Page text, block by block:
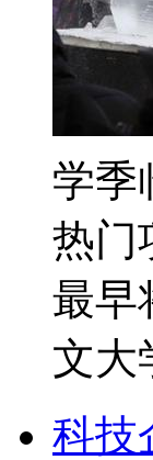
学季
热门
最早
文大
科技